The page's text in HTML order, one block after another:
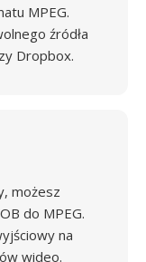
MPEG.
źródła
Dropbox.
możesz
do MPEG.
na
wideo.